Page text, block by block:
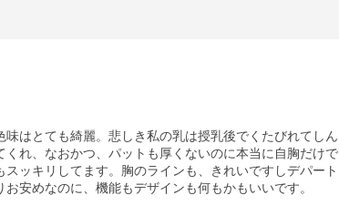
はとても綺麗。悲しき私の乳は授乳後でくたびれてしん
れ、なおかつ、パットも厚くないのに本当に自胸だけで
ッキリしてます。胸のラインも、きれいですしデパート
安めなのに、機能もデザインも何もかもいいです。